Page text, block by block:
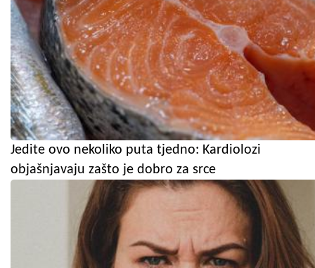
Jedite ovo nekoliko puta tjedno: Kardiolozi
objašnjavaju zašto je dobro za srce